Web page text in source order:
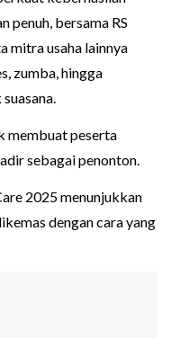
penuh, bersama RS
mitra usaha lainnya
zumba, hingga
membuat peserta
sebagai penonton.
2025 menunjukkan
dengan cara yang